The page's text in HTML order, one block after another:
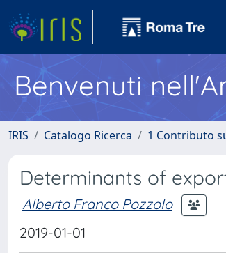
Benvenuti
IRIS Catalogo Ricerca 1 Contributo
Determinants of
Alberto Franco Pozzolo
2019-01-01